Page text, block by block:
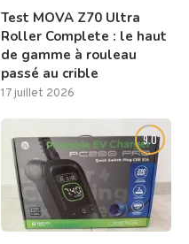
Test MOVA Z70 Ultra
Roller Complete : le haut
de gamme à rouleau
passé au crible
17 juillet 2026
9.0